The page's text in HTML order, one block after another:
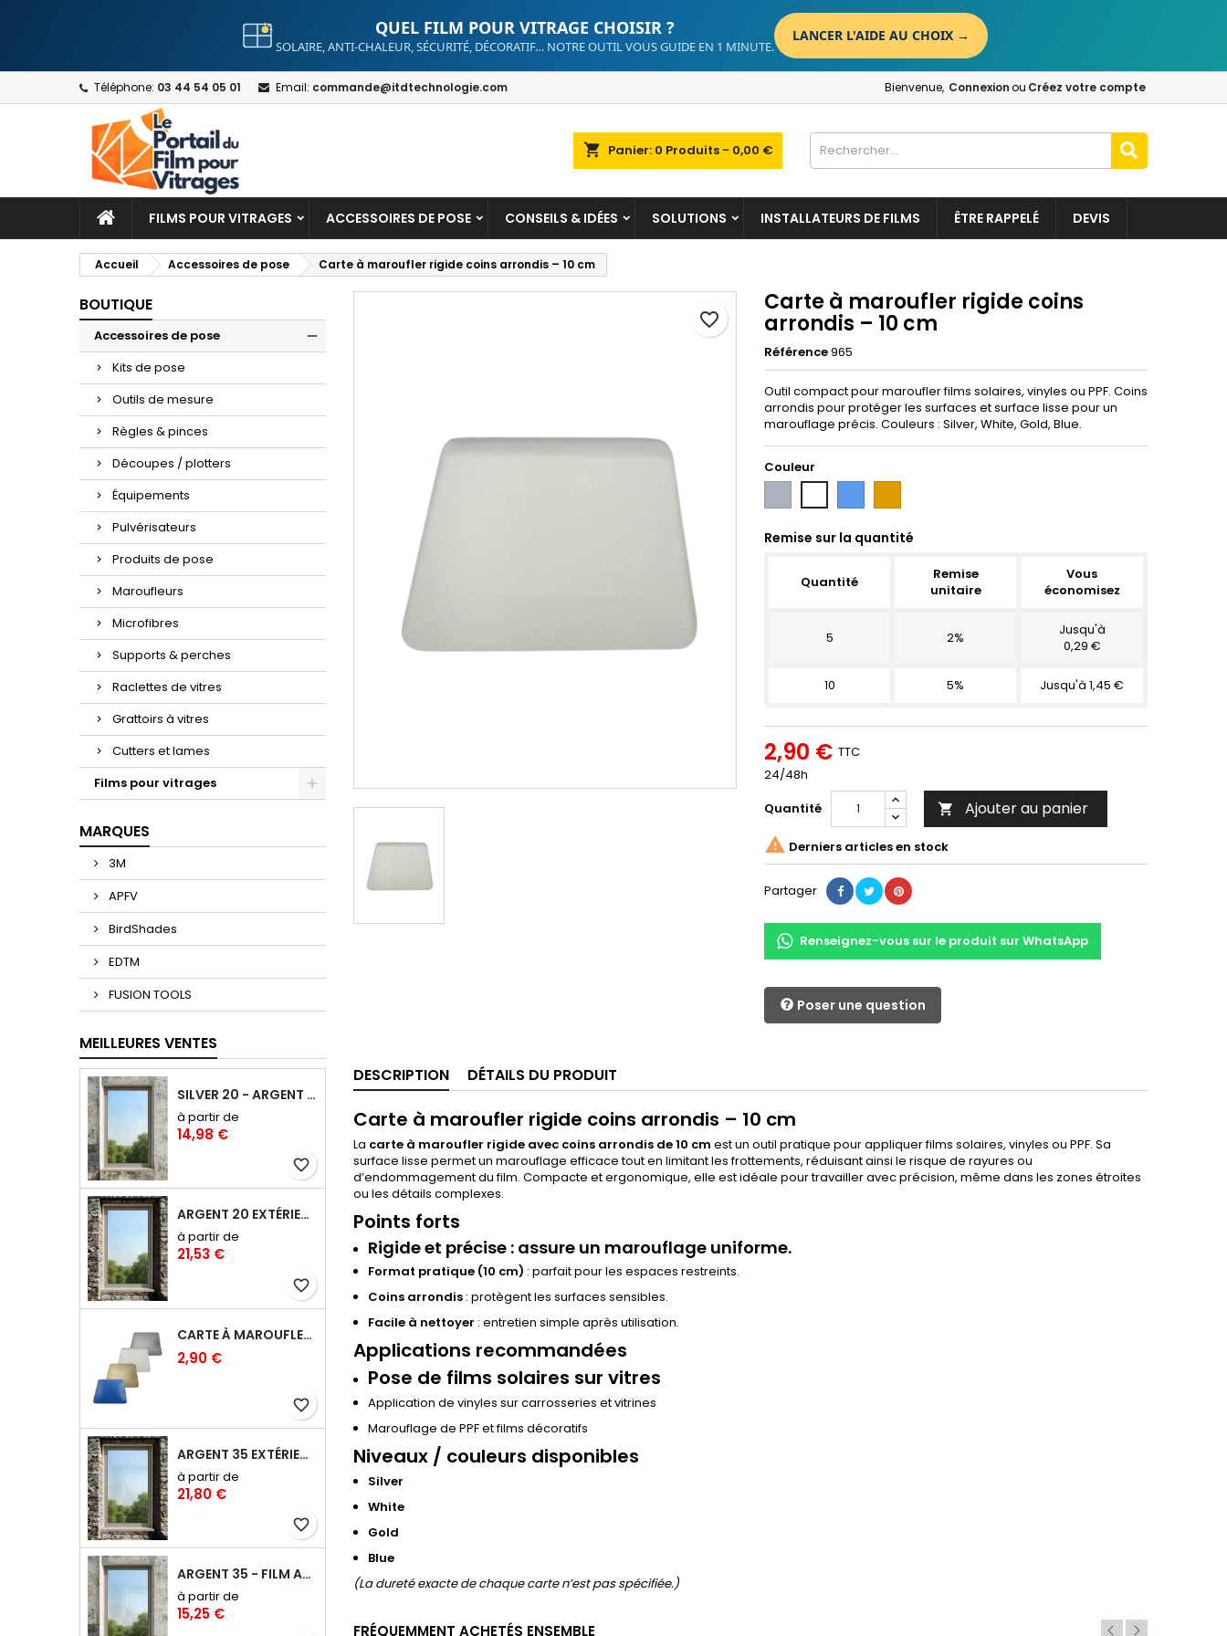
QUEL FILM POUR VITRAGE CHOISIR ?
SOLAIRE, ANTI-CHALEUR, SÉCURITÉ, DÉCORATIF… NOTRE OUTIL VOUS GUIDE EN 1 MINUTE.
LANCER L'AIDE AU CHOIX →
Téléphone: 03 44 54 05 01 Email: commande@itdtechnologie.com Bienvenue, Connexionou Créez votre compte
shopping_cart Panier: 0 Produits - 0,00 €
FILMS POUR VITRAGES ACCESSOIRES DE POSE CONSEILS & IDÉES SOLUTIONS INSTALLATEURS DE FILMS ÊTRE RAPPELÉ DEVIS
Accueil Accessoires de pose Carte à maroufler rigide coins arrondis – 10 cm
BOUTIQUE
Accessoires de pose
Kits de pose
Outils de mesure
Règles & pinces
Découpes / plotters
Équipements
Pulvérisateurs
Produits de pose
Maroufleurs
Microfibres
Supports & perches
Raclettes de vitres
Grattoirs à vitres
Cutters et lames
Films pour vitrages
MARQUES
3M
APFV
BirdShades
EDTM
FUSION TOOLS
MEILLEURES VENTES
SILVER 20 - ARGENT 20 FILM ANTI-CHALEUR, ANTI ÉBLOUISSEMENT RÉFLÉCHISSANT SAINT-GOBAIN SOLAR GARD
à partir de
14,98 €
favorite_border
ARGENT 20 EXTÉRIEUR : FILM ANTI-CHALEUR ET ANTI-ÉBLOUISSEMENT POSE EXTÉRIEURE
à partir de
21,53 €
favorite_border
CARTE À MAROUFLER RIGIDE COINS ARRONDIS – 10 CM
2,90 €
favorite_border
ARGENT 35 EXTÉRIEUR - FILM ANTI-CHALEUR, ANTI ÉBLOUISSEMENT RÉFLÉCHISSANT
à partir de
21,80 €
favorite_border
ARGENT 35 - FILM ANTI-CHALEUR, ANTI ÉBLOUISSEMENT RÉFLÉCHISSANT
à partir de
15,25 €
Carte à maroufler rigide coins
arrondis – 10 cm
Référence965
Outil compact pour maroufler films solaires, vinyles ou PPF. Coins
arrondis pour protéger les surfaces et surface lisse pour un
marouflage précis. Couleurs : Silver, White, Gold, Blue.
Couleur
Remise sur la quantité
Quantité
Remise
unitaire
Vous
économisez
5 2%
Jusqu'à
0,29 €
10 5% Jusqu'à 1,45 €
2,90 € TTC
24/48h
Quantité
 Ajouter au panier
favorite_border
 Derniers articles en stock
Partager
Renseignez-vous sur le produit sur WhatsApp
Poser une question
DESCRIPTION DÉTAILS DU PRODUIT
Carte à maroufler rigide coins arrondis – 10 cm
La carte à maroufler rigide avec coins arrondis de 10 cm est un outil pratique pour appliquer films solaires, vinyles ou PPF. Sa
surface lisse permet un marouflage efficace tout en limitant les frottements, réduisant ainsi le risque de rayures ou
d’endommagement du film. Compacte et ergonomique, elle est idéale pour travailler avec précision, même dans les zones étroites
ou les détails complexes.
Points forts
Rigide et précise : assure un marouflage uniforme.
Format pratique (10 cm) : parfait pour les espaces restreints.
Coins arrondis : protègent les surfaces sensibles.
Facile à nettoyer : entretien simple après utilisation.
Applications recommandées
Pose de films solaires sur vitres
Application de vinyles sur carrosseries et vitrines
Marouflage de PPF et films décoratifs
Niveaux / couleurs disponibles
Silver
White
Gold
Blue
(La dureté exacte de chaque carte n’est pas spécifiée.)
FRÉQUEMMENT ACHETÉS ENSEMBLE
Add to wishlist ×
add_circle_outline Create new list
Create wishlist ×
Wishlist name
Cancel Create wishlist
Sign in ×
You need to be logged in to save products in your wishlist.
Cancel